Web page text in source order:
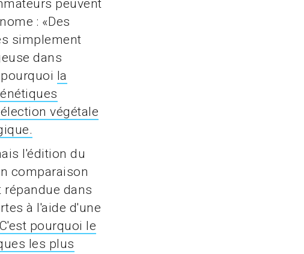
peuvent
: «Des
simplement
dans
la
végétale
l'édition du
comparaison
répandue dans
à l'aide d'une
C'est pourquoi le
les plus